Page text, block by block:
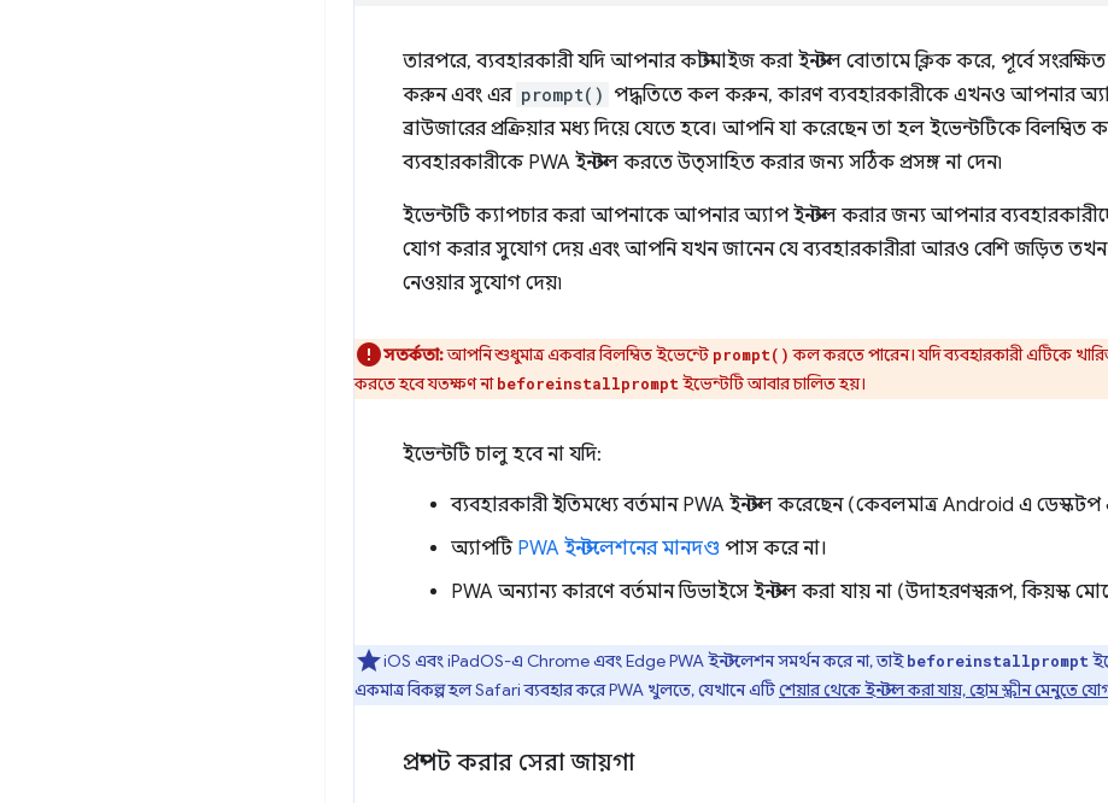
তারপরে, ব্যবহারকারী যদি আপনার কাস্টমাইজ করা ইনস্টল বোতামে ক্লিক করে, পূর্বে সংরক্ষিত
করুন এবং এর prompt() পদ্ধতিতে কল করুন, কারণ ব্যবহারকারীকে এখনও আপনার
ব্রাউজারের প্রক্রিয়ার মধ্য দিয়ে যেতে হবে। আপনি যা করেছেন তা হল ইভেন্টটিকে
ব্যবহারকারীকে PWA ইনস্টল করতে উত্সাহিত করার জন্য সঠিক প্রসঙ্গ না দেন৷
ইভেন্টটি ক্যাপচার করা আপনাকে আপনার অ্যাপ ইনস্টল করার জন্য আপনার
যোগ করার সুযোগ দেয় এবং আপনি যখন জানেন যে ব্যবহারকারীরা আরও বেশি জড়িত তখন
নেওয়ার সুযোগ দেয়৷
সতর্কতা:আপনি শুধুমাত্র একবার বিলম্বিত ইভেন্টে prompt() কল করতে পারেন। যদি ব্যবহারকারী এটিকে
করতে হবে যতক্ষণ নাbeforeinstallprompt ইভেন্টটি আবার চালিত হয়।
ইভেন্টটি চালু হবে না যদি:
ব্যবহারকারী ইতিমধ্যে বর্তমান PWA ইনস্টল করেছেন (কেবলমাত্র Android এ
অ্যাপটি PWA ইনস্টলেশনের মানদণ্ড পাস করে না।
PWA অন্যান্য কারণে বর্তমান ডিভাইসে ইনস্টল করা যায় না (উদাহরণস্বরূপ, কিয়স্ক
iOS এবং iPadOS-এ Chrome এবং Edge PWA ইনস্টলেশন সমর্থন করে না, তাইbeforeinstallprompt
একমাত্র বিকল্প হল Safari ব্যবহার করে PWA খুলতে, যেখানে এটিশেয়ার থেকে ইনস্টল করা যায়, হোম স্ক্রীন মেনুতে
প্রম্পট করার সেরা জায়গা